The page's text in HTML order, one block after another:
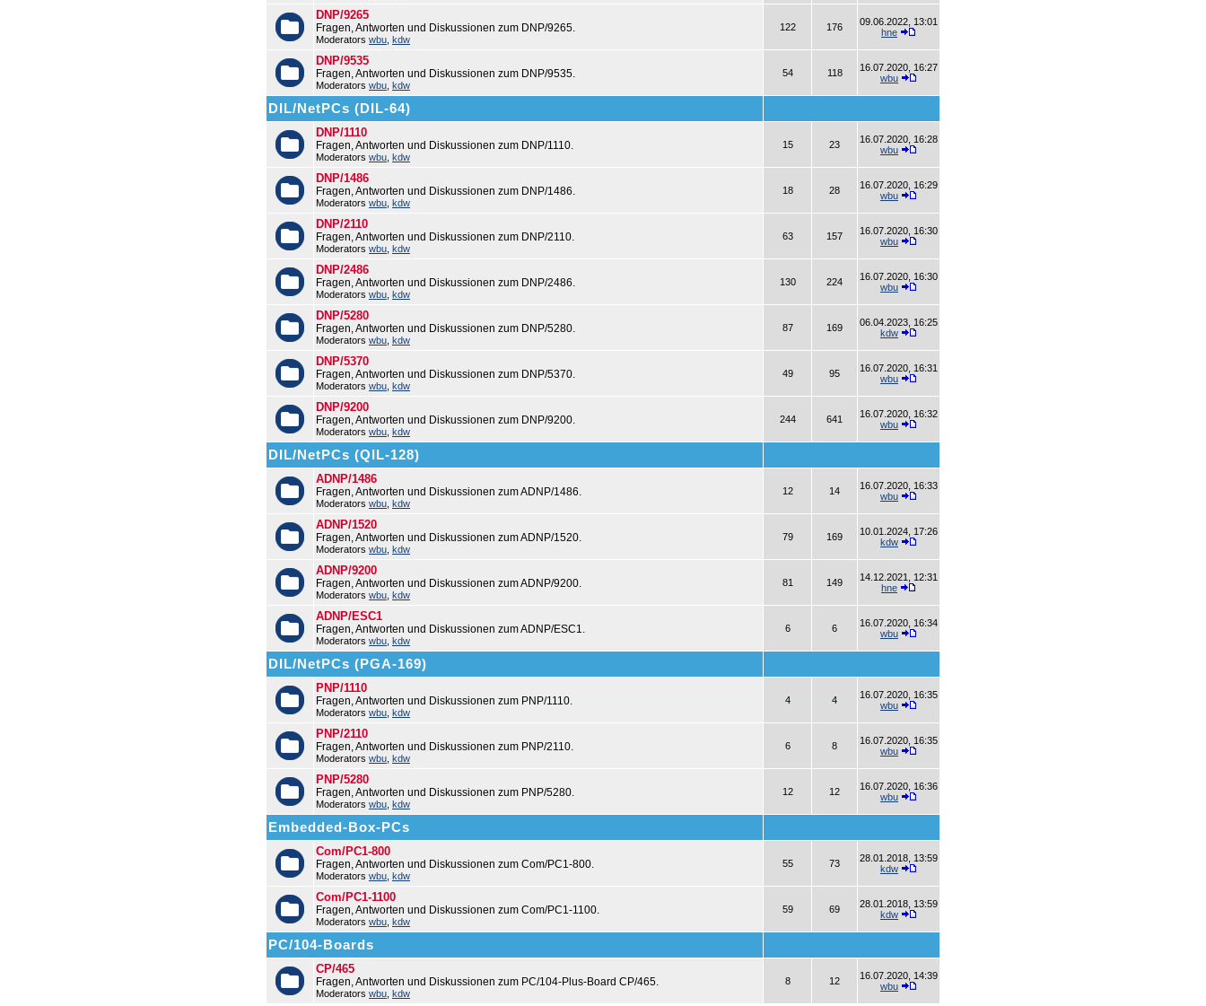
DNP/9265
Fragen, Antworten und Diskussionen zum DNP/9265.
Moderators wbu kdw
122 176
09.06.2022, 13:01
hne
DNP/9535
Fragen, Antworten und Diskussionen zum DNP/9535.
Moderators wbu kdw
54 118
16.07.2020, 16:27
wbu
DIL/NetPCs (DIL-64)
DNP/1110
Fragen, Antworten und Diskussionen zum DNP/1110.
Moderators wbu kdw
15 23
16.07.2020, 16:28
wbu
DNP/1486
Fragen, Antworten und Diskussionen zum DNP/1486.
Moderators wbu kdw
18 28
16.07.2020, 16:29
wbu
DNP/2110
Fragen, Antworten und Diskussionen zum DNP/2110.
Moderators wbu kdw
63 157
16.07.2020, 16:30
wbu
DNP/2486
Fragen, Antworten und Diskussionen zum DNP/2486.
Moderators wbu kdw
130 224
16.07.2020, 16:30
wbu
DNP/5280
Fragen, Antworten und Diskussionen zum DNP/5280.
Moderators wbu kdw
87 169
06.04.2023, 16:25
kdw
DNP/5370
Fragen, Antworten und Diskussionen zum DNP/5370.
Moderators wbu kdw
49 95
16.07.2020, 16:31
wbu
DNP/9200
Fragen, Antworten und Diskussionen zum DNP/9200.
Moderators wbu kdw
244 641
16.07.2020, 16:32
wbu
DIL/NetPCs (QIL-128)
ADNP/1486
Fragen, Antworten und Diskussionen zum ADNP/1486.
Moderators wbu kdw
12 14
16.07.2020, 16:33
wbu
ADNP/1520
Fragen, Antworten und Diskussionen zum ADNP/1520.
Moderators wbu kdw
79 169
10.01.2024, 17:26
kdw
ADNP/9200
Fragen, Antworten und Diskussionen zum ADNP/9200.
Moderators wbu kdw
81 149
14.12.2021, 12:31
hne
ADNP/ESC1
Fragen, Antworten und Diskussionen zum ADNP/ESC1.
Moderators wbu kdw
6 6
16.07.2020, 16:34
wbu
DIL/NetPCs (PGA-169)
PNP/1110
Fragen, Antworten und Diskussionen zum PNP/1110.
Moderators wbu kdw
4 4
16.07.2020, 16:35
wbu
PNP/2110
Fragen, Antworten und Diskussionen zum PNP/2110.
Moderators wbu kdw
6 8
16.07.2020, 16:35
wbu
PNP/5280
Fragen, Antworten und Diskussionen zum PNP/5280.
Moderators wbu kdw
12 12
16.07.2020, 16:36
wbu
Embedded-Box-PCs
Com/PC1-800
Fragen, Antworten und Diskussionen zum Com/PC1-800.
Moderators wbu kdw
55 73
28.01.2018, 13:59
kdw
Com/PC1-1100
Fragen, Antworten und Diskussionen zum Com/PC1-1100.
Moderators wbu kdw
59 69
28.01.2018, 13:59
kdw
PC/104-Boards
CP/465
Fragen, Antworten und Diskussionen zum PC/104-Plus-Board CP/465.
Moderators wbu kdw
8 12
16.07.2020, 14:39
wbu